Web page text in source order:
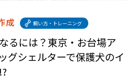
成 飼い方・トレーニング
るには？東京・お台場ア
グシェルターで保護犬のイ